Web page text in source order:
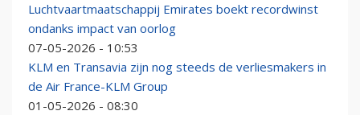
Luchtvaartmaatschappij Emirates boekt recordwinst
ondanks impact van oorlog
07-05-2026 - 10:53
KLM en Transavia zijn nog steeds de verliesmakers in
de Air France-KLM Group
01-05-2026 - 08:30